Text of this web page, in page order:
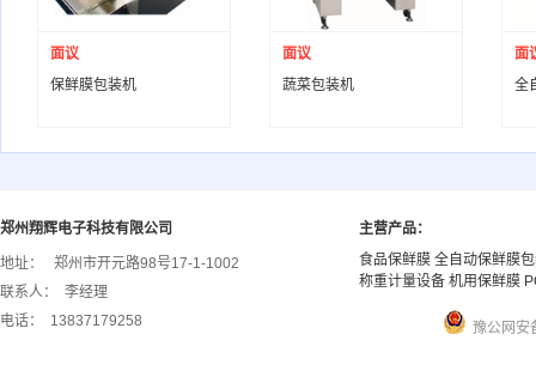
保鲜膜包装机
面议
蔬菜包装机
面议
全
面
郑州翔辉电子科技有限公司
地址：
郑州市开元路98号17-1-1002
联系人：
李经理
电话：
13837179258
主营产品：
食品保鲜膜 全自动保鲜膜
称重计量设备 机用保鲜膜
豫公网安